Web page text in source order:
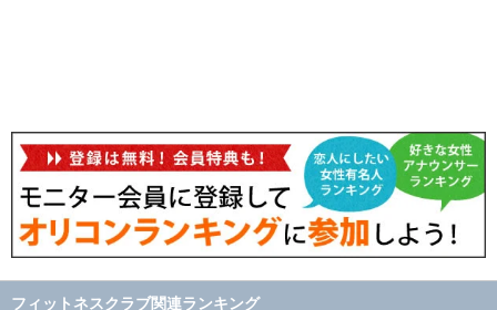
フィットネスクラブ関連ランキング